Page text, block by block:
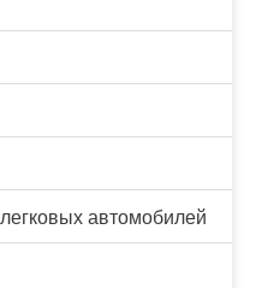
автомобилей